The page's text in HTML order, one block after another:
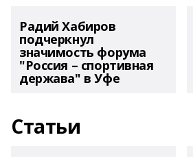
Радий Хабиров
подчеркнул
значимость форума
"Россия – спортивная
держава" в Уфе
Статьи